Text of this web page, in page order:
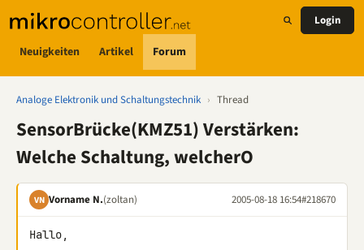
Neuigkeiten Artikel Forum
Login
Analoge Elektronik und Schaltungstechnik › Thread
SensorBrücke(KMZ51) Verstärken:
Welche Schaltung, welcherO
VN Vorname N.(zoltan) 2005-08-18 16:54#218670
Hallo,